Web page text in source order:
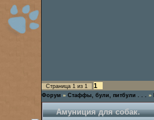
Страница 1 из 1 1
Форум » Стаффы, були, питбули . . . »
Амуниция для собак.